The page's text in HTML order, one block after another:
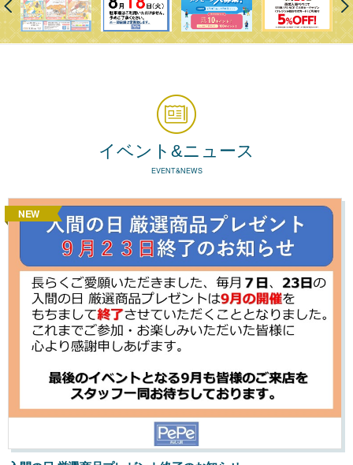
イベント&ニュース
EVENT&NEWS
NEW